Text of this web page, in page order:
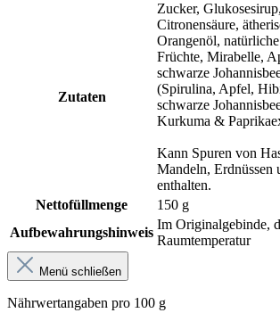
Zutaten
Zucker,
Citronensäure,
Orangenöl,
Früchte, Mirabelle,
schwarze
(Spirulina, Apfel,
schwarze
Kurkuma &
Kann Spuren von
Mandeln, Erdnüssen
enthalten.
Nettofüllmenge
150 g
Aufbewahrungshinweis
Im Originalgebinde,
Raumtemperatur
Menü schließen
Nährwertangaben pro 100 g